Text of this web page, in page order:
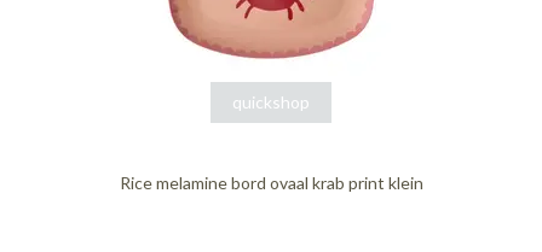
quickshop
Rice melamine bord ovaal krab print klein